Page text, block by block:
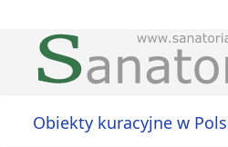
Obiekty kuracyjne w